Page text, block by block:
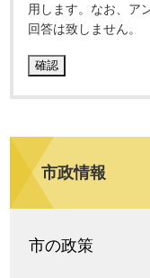
用します。なお、ア
回答は致しません。
市政情報
市の政策